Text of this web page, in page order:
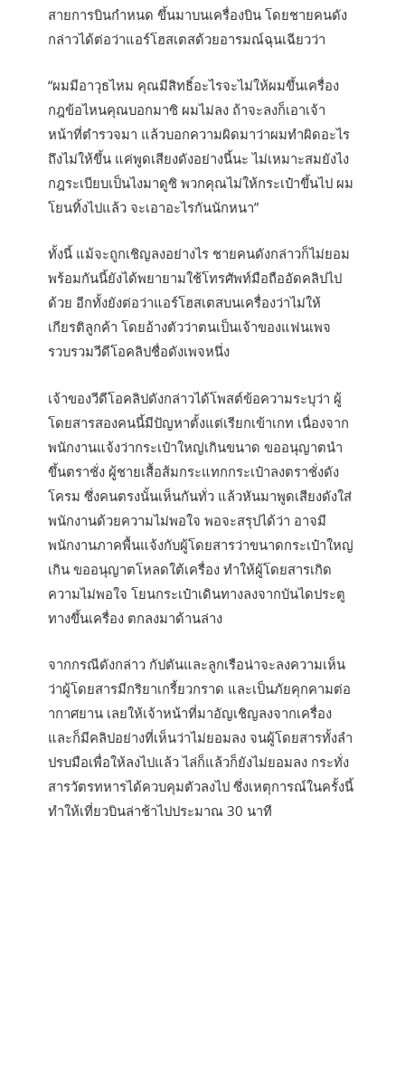
สายการบินกำหนด ขึ้นมาบนเครื่องบิน โดยชายคนดัง
กล่าวได้ต่อว่าแอร์โฮสเตสด้วยอารมณ์ฉุนเฉียวว่า
“ผมมีอาวุธไหม คุณมีสิทธิ์อะไรจะไม่ให้ผมขึ้นเครื่อง
กฎข้อไหนคุณบอกมาซิ ผมไม่ลง ถ้าจะลงก็เอาเจ้า
หน้าที่ตำรวจมา แล้วบอกความผิดมาว่าผมทำผิดอะไร
ถึงไม่ให้ขึ้น แค่พูดเสียงดังอย่างนี้นะ ไม่เหมาะสมยังไง
กฎระเบียบเป็นไงมาดูซิ พวกคุณไม่ให้กระเป๋าขึ้นไป ผม
โยนทิ้งไปแล้ว จะเอาอะไรกันนักหนา”
ทั้งนี้ แม้จะถูกเชิญลงอย่างไร ชายคนดังกล่าวก็ไม่ยอม
พร้อมกันนี้ยังได้พยายามใช้โทรศัพท์มือถืออัดคลิปไป
ด้วย อีกทั้งยังต่อว่าแอร์โฮสเตสบนเครื่องว่าไม่ให้
เกียรติลูกค้า โดยอ้างตัวว่าตนเป็นเจ้าของแฟนเพจ
รวบรวมวีดีโอคลิปชื่อดังเพจหนึ่ง
เจ้าของวีดีโอคลิปดังกล่าวได้โพสต์ข้อความระบุว่า ผู้
โดยสารสองคนนี้มีปัญหาตั้งแต่เรียกเข้าเกท เนื่องจาก
พนักงานแจ้งว่ากระเป๋าใหญ่เกินขนาด ขออนุญาตนำ
ขึ้นตราชั่ง ผู้ชายเสื้อส้มกระแทกกระเป๋าลงตราชั่งดัง
โครม ซึ่งคนตรงนั้นเห็นกันทั่ว แล้วหันมาพูดเสียงดังใส่
พนักงานด้วยความไม่พอใจ พอจะสรุปได้ว่า อาจมี
พนักงานภาคพื้นแจ้งกับผู้โดยสารว่าขนาดกระเป๋าใหญ่
เกิน ขออนุญาตโหลดใต้เครื่อง ทำให้ผู้โดยสารเกิด
ความไม่พอใจ โยนกระเป๋าเดินทางลงจากบันไดประตู
ทางขึ้นเครื่อง ตกลงมาด้านล่าง
จากกรณีดังกล่าว กัปตันและลูกเรือน่าจะลงความเห็น
ว่าผู้โดยสารมีกริยาเกรี้ยวกราด และเป็นภัยคุกคามต่อ
ากาศยาน เลยให้เจ้าหน้าที่มาอัญเชิญลงจากเครื่อง
และก็มีคลิปอย่างที่เห็นว่าไม่ยอมลง จนผู้โดยสารทั้งลำ
ปรบมือเพื่อให้ลงไปแล้ว ไล่ก็แล้วก็ยังไม่ยอมลง กระทั่ง
สารวัตรทหารได้ควบคุมตัวลงไป ซึ่งเหตุการณ์ในครั้งนี้
ทำให้เที่ยวบินล่าช้าไปประมาณ 30 นาที